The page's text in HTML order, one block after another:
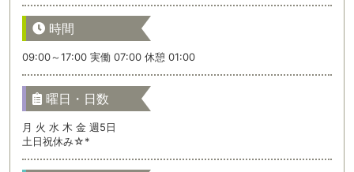
時間
09:00～17:00 実働 07:00 休憩 01:00
曜日・日数
月 火 水 木 金 週5日
土日祝休み☆*